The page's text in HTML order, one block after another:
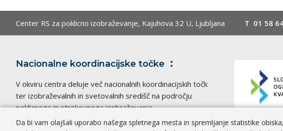
Center RS za poklicno izobraževanje, Kajuhova 32 U, Ljubljana T 01 58
Nacionalne koordinacijske točke
V okviru centra deluje več nacionalnih koordinacijskih točk
ter izobraževalnih in svetovalnih središč na področju
poklicnega in strokovnega izobraževanja.
Da bi vam olajšali uporabo našega spletnega mesta in spremljanje statistike